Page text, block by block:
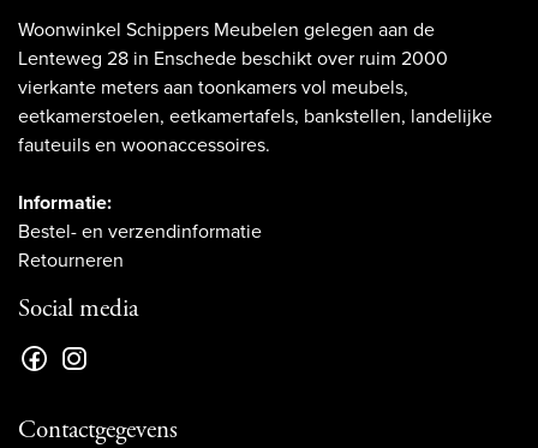
Woonwinkel Schippers Meubelen gelegen aan de
Lenteweg 28 in Enschede beschikt over ruim 2000
vierkante meters aan toonkamers vol meubels,
eetkamerstoelen, eetkamertafels, bankstellen, landelijke
fauteuils en woonaccessoires.
Informatie:
Bestel- en verzendinformatie
Retourneren
Social media
Contactgegevens